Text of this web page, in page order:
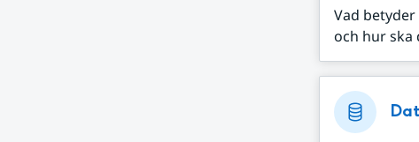
Vad
och hur ska